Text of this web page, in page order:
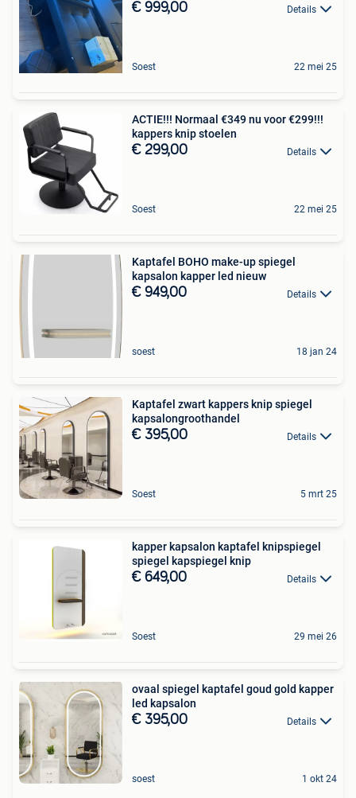
€ 999,00 Details
Soest 22 mei 25
ACTIE!!! Normaal €349 nu voor €299!!!
kappers knip stoelen
€ 299,00 Details
Soest 22 mei 25
Kaptafel BOHO make-up spiegel
kapsalon kapper led nieuw
€ 949,00 Details
soest 18 jan 24
Kaptafel zwart kappers knip spiegel
kapsalongroothandel
€ 395,00 Details
Soest 5 mrt 25
kapper kapsalon kaptafel knipspiegel
spiegel kapspiegel knip
€ 649,00 Details
Soest 29 mei 26
ovaal spiegel kaptafel goud gold kapper
led kapsalon
€ 395,00 Details
soest 1 okt 24